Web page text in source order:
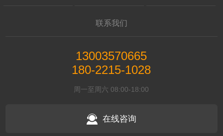
联系我们
13003570665
180-2215-1028
周一至周六 08:00-18:00
在线咨询